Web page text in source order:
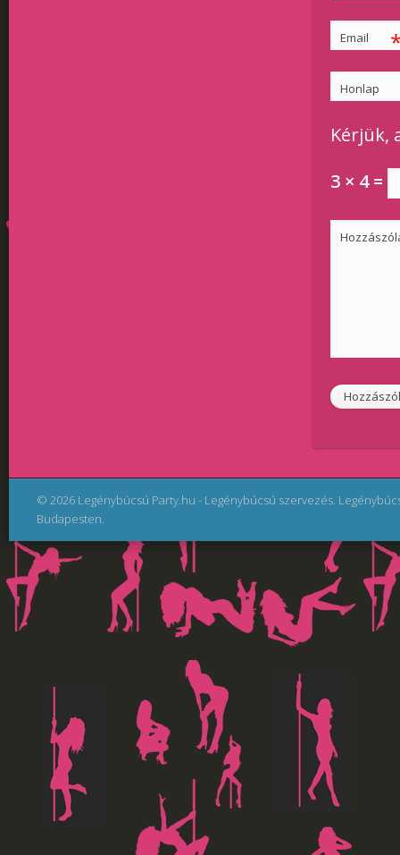
Email
Honlap
Kérjük,
3 × 4 =
© 2026 Legénybúcsú Party.hu - Legénybúcsú szervezés.
Budapesten.